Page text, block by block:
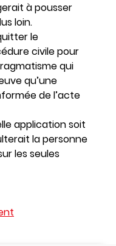
à pousser
loin.
le
civile pour
qui
qu’une
de l’acte
application soit
la personne
les seules